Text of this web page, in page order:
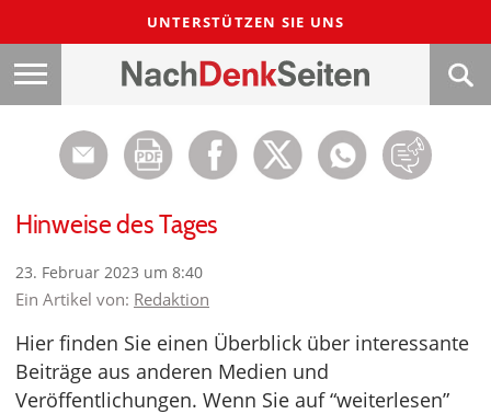
UNTERSTÜTZEN SIE UNS
Hinweise des Tages
23. Februar 2023 um 8:40
Ein Artikel von: Redaktion
Hier finden Sie einen Überblick über interessante
Beiträge aus anderen Medien und
Veröffentlichungen. Wenn Sie auf “weiterlesen”